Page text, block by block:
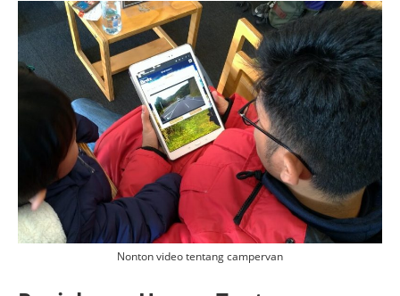
Nonton video tentang campervan